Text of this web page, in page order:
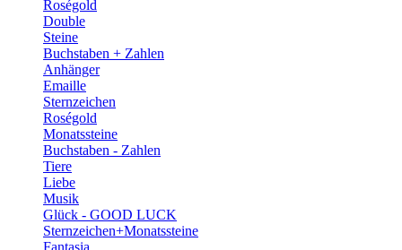
Roségold
Double
Steine
Buchstaben + Zahlen
Anhänger
Emaille
Sternzeichen
Roségold
Monatssteine
Buchstaben - Zahlen
Tiere
Liebe
Musik
Glück - GOOD LUCK
Sternzeichen+Monatssteine